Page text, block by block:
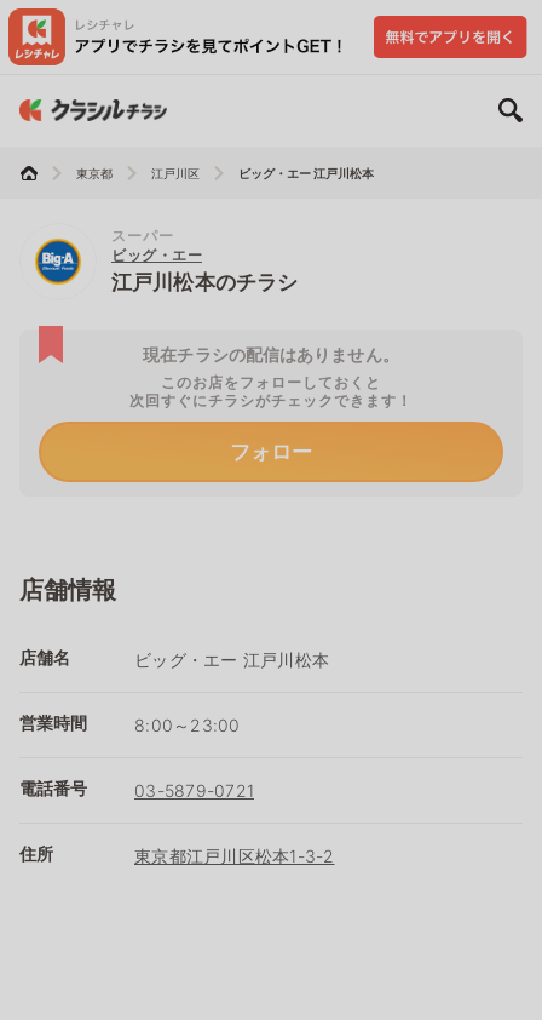
東京都 江戸川区 ビッグ・エー 江戸川松本
スーパー
ビッグ・エー
江戸川松本のチラシ
現在チラシの配信はありません。
このお店をフォローしておくと
次回すぐにチラシがチェックできます！
フォロー
店舗情報
店舗名 ビッグ・エー 江戸川松本
営業時間 8:00～23:00
電話番号 03-5879-0721
住所 東京都江戸川区松本1-3-2